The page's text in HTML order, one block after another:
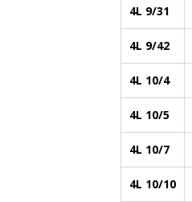
4L 9/31
4L 9/42
4L 10/4
4L 10/5
4L 10/7
4L 10/10